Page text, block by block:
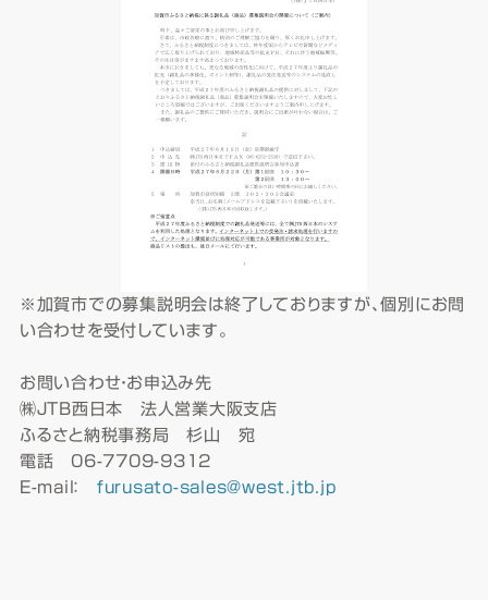
※加賀市での募集説明会は終了しておりますが、個別にお問
い合わせを受付しています。
お問い合わせ・お申込み先
㈱JTB西日本 法人営業大阪支店
ふるさと納税事務局 杉山 宛
電話 06-7709-9312
E-mail： furusato-sales@west.jtb.jp